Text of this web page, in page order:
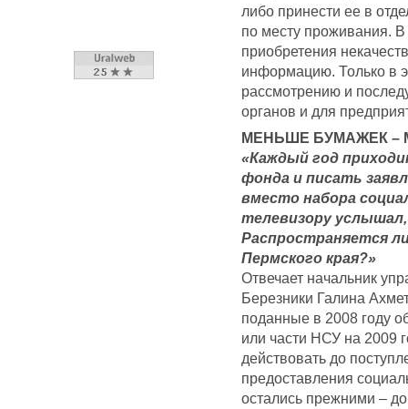
либо принести ее в
по месту проживания. В
приобретения
информацию. Только в
рассмотрению и
органов и для
МЕНЬШЕ БУМАЖЕК –
«Каждый год
фонда и писать
вместо набора
телевизору
Распространяется
Пермского края?»
Отвечает начальник
Березники Галина
поданные в 2008 году
или части НСУ на 2009
действовать до
предоставления
остались прежними –